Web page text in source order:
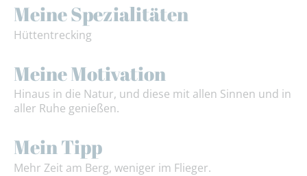
Meine Spezialitäten
Hüttentrecking
Meine Motivation
Hinaus in die Natur, und diese mit allen Sinnen und in
aller Ruhe genießen.
Mein Tipp
Mehr Zeit am Berg, weniger im Flieger.